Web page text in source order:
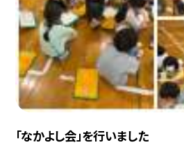
「なかよし会」を行いました